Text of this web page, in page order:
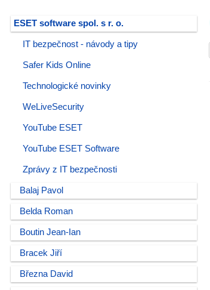
ESET software spol. s r. o.
IT bezpečnost - návody a tipy
Safer Kids Online
Technologické novinky
WeLiveSecurity
YouTube ESET
YouTube ESET Software
Zprávy z IT bezpečnosti
Balaj Pavol
Belda Roman
Boutin Jean-Ian
Bracek Jiří
Března David